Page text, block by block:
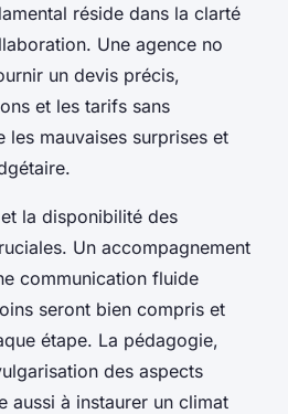
réside dans la clarté
Une agence no
un devis précis,
et les tarifs sans
les mauvaises surprises et
la disponibilité des
Un accompagnement
communication fluide
seront bien compris et
étape. La pédagogie,
des aspects
aussi à instaurer un climat